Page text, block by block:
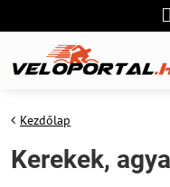
Kezdőlap
Kerekek,